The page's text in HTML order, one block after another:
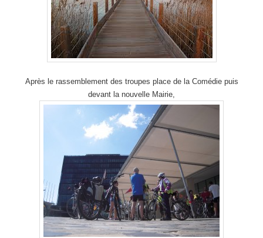
Après le rassemblement des troupes place de la Comédie puis
devant la nouvelle Mairie,